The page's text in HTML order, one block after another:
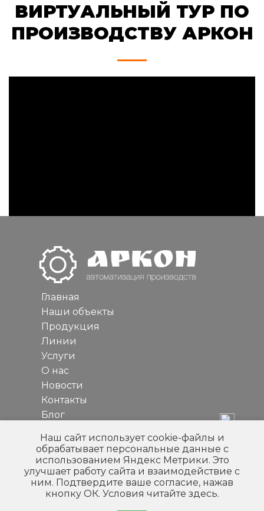
ВИРТУАЛЬНЫЙ ТУР ПО
ПРОИЗВОДСТВУ АРКОН
Главная
Наши объекты
Продукция
Линии
Услуги
О нас
Новости
Контакты
Блог
8-800-234-37-73
+7-930-071-08-88
office@arkon43.ru
ЗАКАЗАТЬ ЗВОНОК
Наш сайт использует cookie-файлы и
обрабатывает персональные данные с
использованием Яндекс Метрики. Это
улучшает работу сайта и взаимодействие с
ним. Подтвердите ваше согласие, нажав
кнопку ОК. Условия читайте здесь.